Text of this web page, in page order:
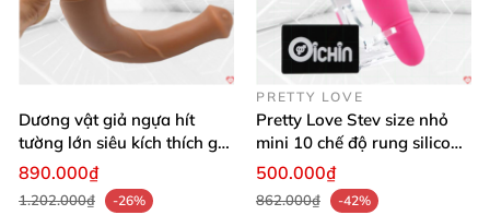
Dương vật giả ngựa hít
tường lớn siêu kích thích gai
nổi
890.000₫
1.202.000₫
-26%
PRETTY LOVE
Pretty Love Stev size nhỏ
mini 10 chế độ rung silicone
mềm
500.000₫
862.000₫
-42%